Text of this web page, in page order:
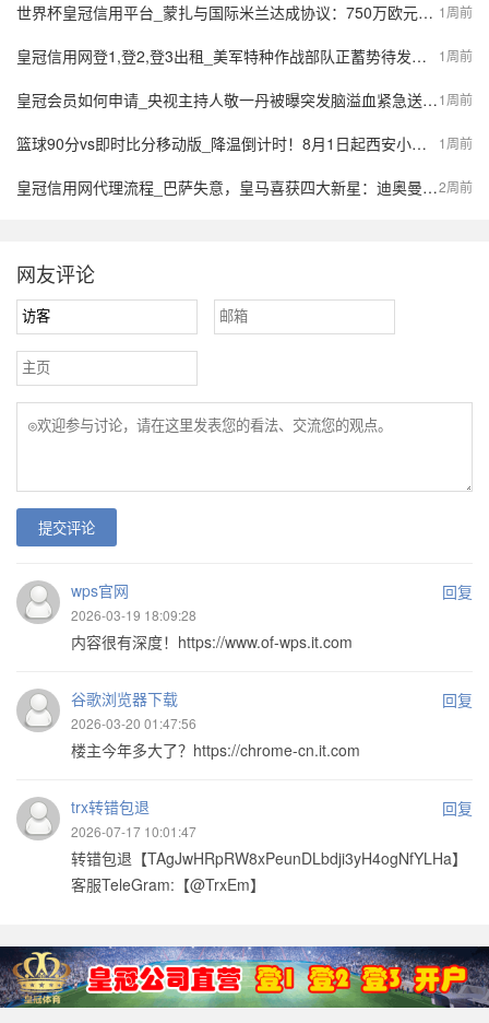
1周前
世界杯皇冠信用平台_蒙扎与国际米兰达成协议：750万欧元签下阿金桑米罗，10%二转分成成亮点
1周前
皇冠信用网登1,登2,登3出租_美军特种作战部队正蓄势待发，派数千美军入境伊朗，强行夺取9吨铀浓缩？
1周前
皇冠会员如何申请_央视主持人敬一丹被曝突发脑溢血紧急送医，最新公众号置顶评论回应：不信谣，不传谣
1周前
篮球90分vs即时比分移动版_降温倒计时！8月1日起西安小到中雨，陕西局地大到暴雨，气象预报→
2周前
皇冠信用网代理流程_巴萨失意，皇马喜获四大新星：迪奥曼德、B席、库库雷利亚与邓弗里斯的转会内幕
网友评论
提交评论
wps官网 回复
2026-03-19 18:09:28
内容很有深度！https://www.of-wps.it.com
谷歌浏览器下载 回复
2026-03-20 01:47:56
楼主今年多大了？https://chrome-cn.it.com
trx转错包退 回复
2026-07-17 10:01:47
转错包退【TAgJwHRpRW8xPeunDLbdji3yH4ogNfYLHa】
客服TeleGram:【@TrxEm】